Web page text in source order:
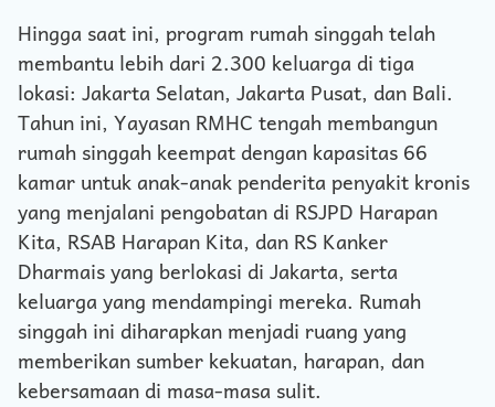
Hingga saat ini, program rumah singgah telah
membantu lebih dari 2.300 keluarga di tiga
lokasi: Jakarta Selatan, Jakarta Pusat, dan Bali.
Tahun ini, Yayasan RMHC tengah membangun
rumah singgah keempat dengan kapasitas 66
kamar untuk anak-anak penderita penyakit kronis
yang menjalani pengobatan di RSJPD Harapan
Kita, RSAB Harapan Kita, dan RS Kanker
Dharmais yang berlokasi di Jakarta, serta
keluarga yang mendampingi mereka. Rumah
singgah ini diharapkan menjadi ruang yang
memberikan sumber kekuatan, harapan, dan
kebersamaan di masa-masa sulit.